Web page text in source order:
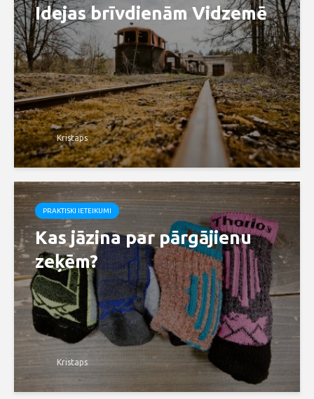
Idejas brīvdienām Vidzemē
Kristaps
PRAKTISKI IETEIKUMI
Kas jāzina par pārgājienu
zeķēm?
Kristaps